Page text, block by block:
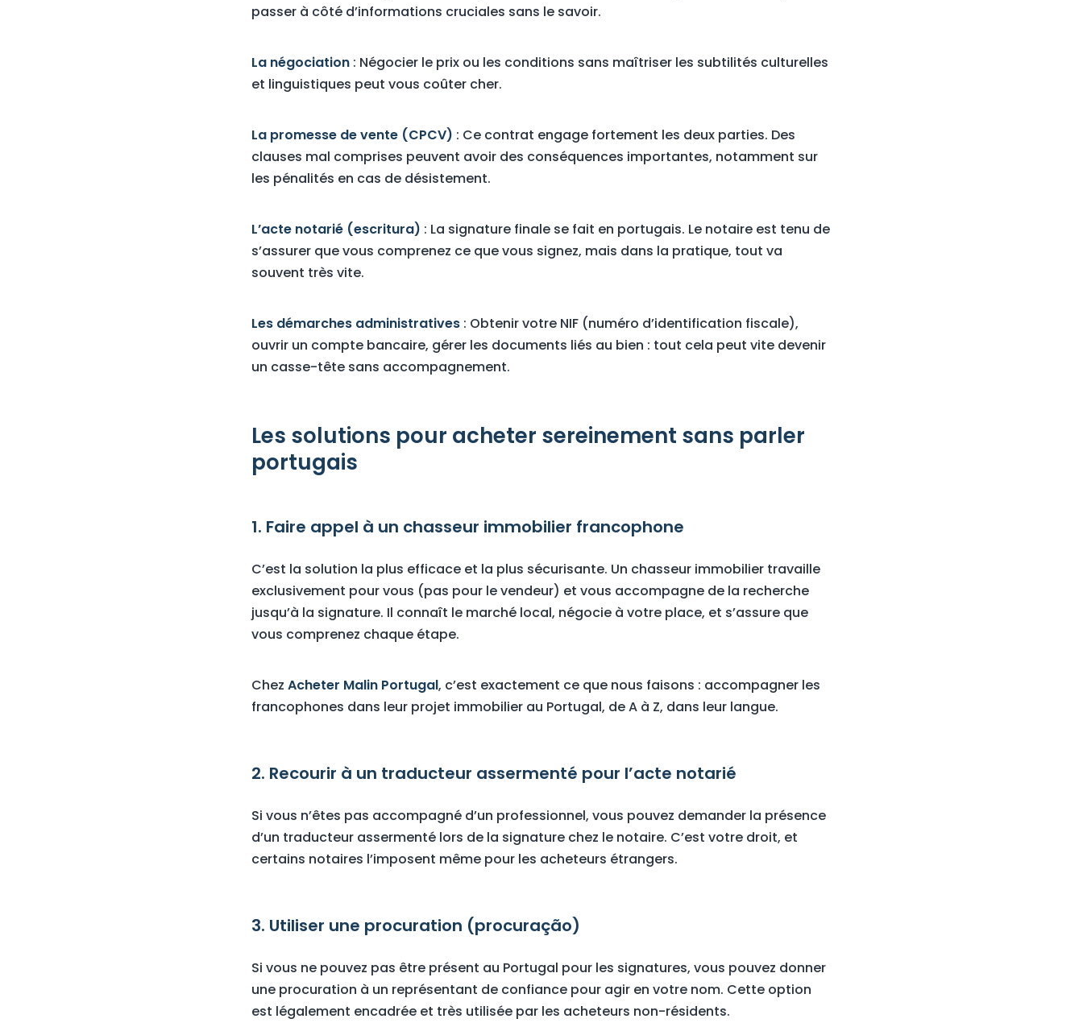
passer à côté d’informations cruciales sans le savoir.
La négociation : Négocier le prix ou les conditions sans maîtriser les subtilités culturelles
et linguistiques peut vous coûter cher.
La promesse de vente (CPCV) : Ce contrat engage fortement les deux parties. Des
clauses mal comprises peuvent avoir des conséquences importantes, notamment sur
les pénalités en cas de désistement.
L’acte notarié (escritura) : La signature finale se fait en portugais. Le notaire est tenu de
s’assurer que vous comprenez ce que vous signez, mais dans la pratique, tout va
souvent très vite.
Les démarches administratives : Obtenir votre NIF (numéro d’identification fiscale),
ouvrir un compte bancaire, gérer les documents liés au bien : tout cela peut vite devenir
un casse-tête sans accompagnement.
Les solutions pour acheter sereinement sans parler
portugais
1. Faire appel à un chasseur immobilier francophone
C’est la solution la plus efficace et la plus sécurisante. Un chasseur immobilier travaille
exclusivement pour vous (pas pour le vendeur) et vous accompagne de la recherche
jusqu’à la signature. Il connaît le marché local, négocie à votre place, et s’assure que
vous comprenez chaque étape.
Chez Acheter Malin Portugal, c’est exactement ce que nous faisons : accompagner les
francophones dans leur projet immobilier au Portugal, de A à Z, dans leur langue.
2. Recourir à un traducteur assermenté pour l’acte notarié
Si vous n’êtes pas accompagné d’un professionnel, vous pouvez demander la présence
d’un traducteur assermenté lors de la signature chez le notaire. C’est votre droit, et
certains notaires l’imposent même pour les acheteurs étrangers.
3. Utiliser une procuration (procuração)
Si vous ne pouvez pas être présent au Portugal pour les signatures, vous pouvez donner
une procuration à un représentant de confiance pour agir en votre nom. Cette option
est légalement encadrée et très utilisée par les acheteurs non-résidents.